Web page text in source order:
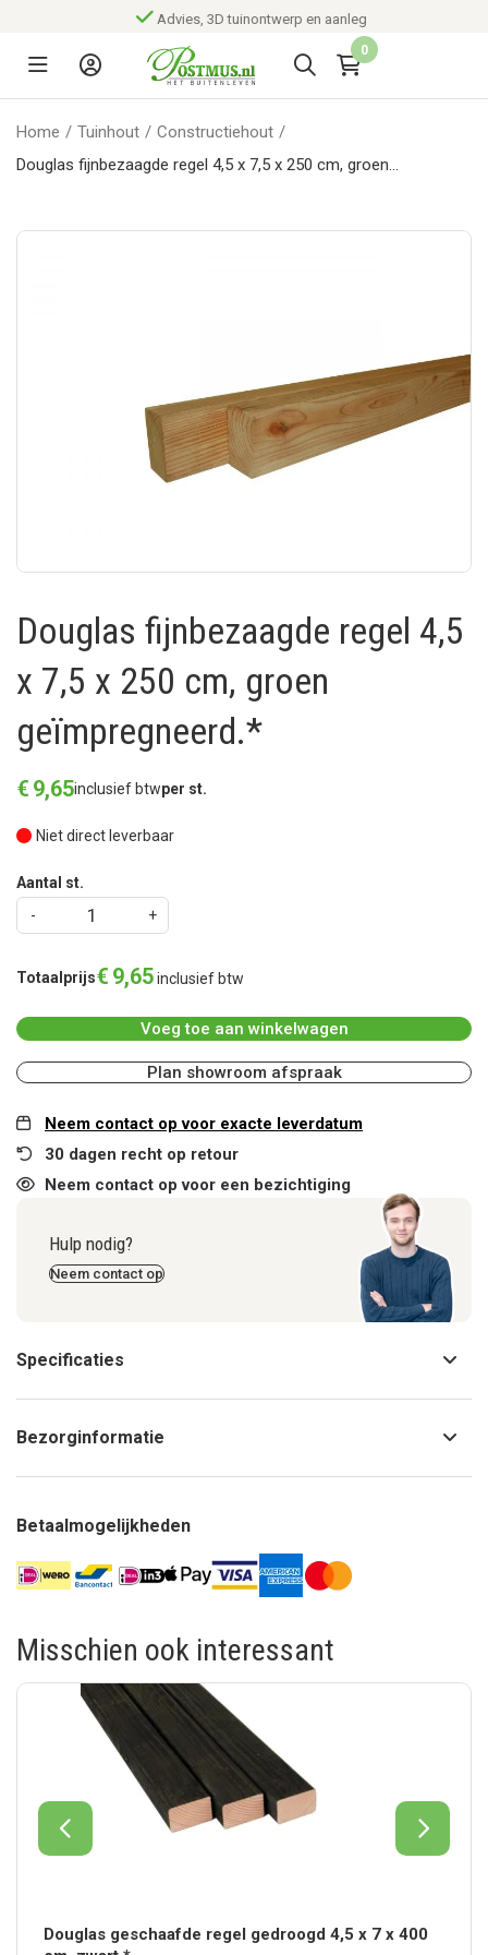
Advies, 3D tuinontwerp en aanleg
0
Home / Tuinhout / Constructiehout /
Douglas fijnbezaagde regel 4,5 x 7,5 x 250 cm, groen
Douglas fijnbezaagde regel 4,5
x 7,5 x 250 cm, groen
geïmpregneerd.*
€ 9,65inclusief btwper st.
Niet direct leverbaar
Aantal st.
Totaalprijs€ 9,65inclusief btw
Voeg toe aan winkelwagen
Plan showroom afspraak
Neem contact op voor exacte leverdatum
30 dagen recht op retour
Neem contact op voor een bezichtiging
Hulp nodig?
Neem contact op
Specificaties
Bezorginformatie
Betaalmogelijkheden
Misschien ook interessant
Douglas geschaafde regel gedroogd 4,5 x 7 x 400